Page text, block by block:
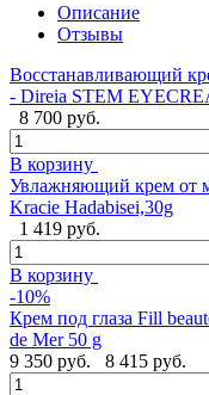
Описание
Отзывы
Восстанавливающий
- Direia STEM
8 700 руб.
В корзину
Увлажняющий крем от
Kracie Hadabisei,30g
1 419 руб.
В корзину
-10%
Крем под глаза Fill
de Mer 50 g
9 350 руб.
8 415 руб.